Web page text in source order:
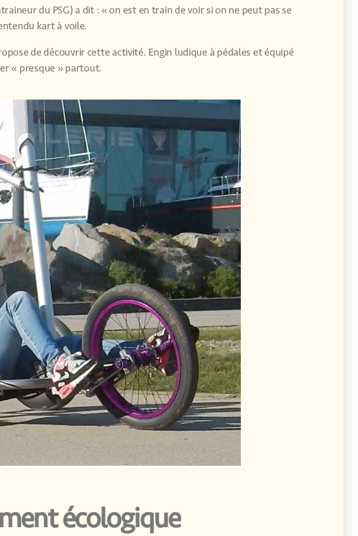
du PSG) a dit : « on est en train de voir si on ne peut pas se
kart à voile.
de découvrir cette activité. Engin ludique à pédales et équipé
« presque » partout.
écologique